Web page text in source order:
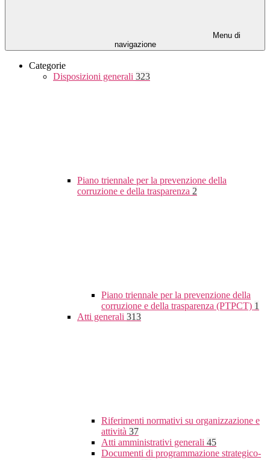
Menu di
navigazione
Categorie
Disposizioni generali 323
Piano triennale per la prevenzione della
corruzione e della trasparenza 2
Piano triennale per la prevenzione della
corruzione e della trasparenza (PTPCT) 1
Atti generali 313
Riferimenti normativi su organizzazione e
attività 37
Atti amministrativi generali 45
Documenti di programmazione strategico-